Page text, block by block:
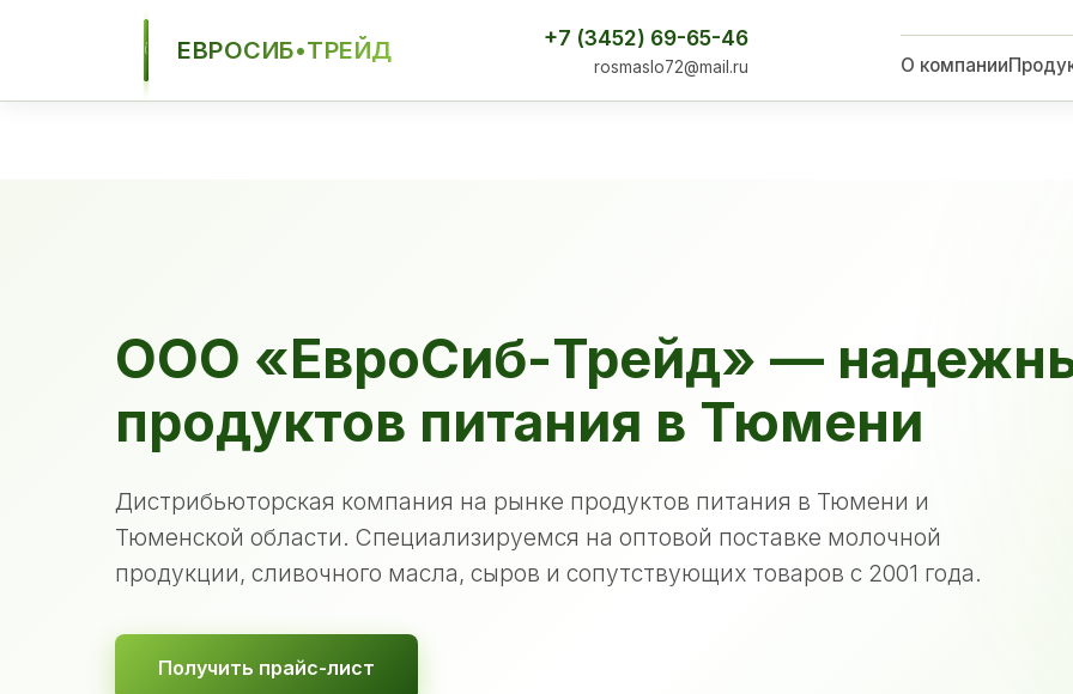
ЕСТ ЕВРОСИБ•ТРЕЙД +7 (3452) 69-65-46
rosmaslo72@mail.ru О компании
ООО «ЕвроСиб-Трейд» —
продуктов питания в Тюмени
Дистрибьюторская компания на рынке продуктов питания в Тюмени и
Тюменской области. Специализируемся на оптовой поставке молочной
продукции, сливочного масла, сыров и сопутствующих товаров с 2001 года.
Получить прайс-лист